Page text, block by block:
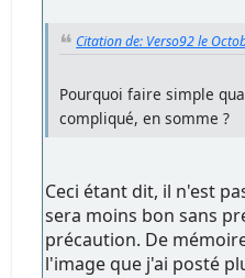
Citation de: Verso92 le
Pourquoi faire simple
compliqué, en somme ?
Ceci étant dit, il n'est
sera moins bon sans
précaution. De
l'image que j'ai posté